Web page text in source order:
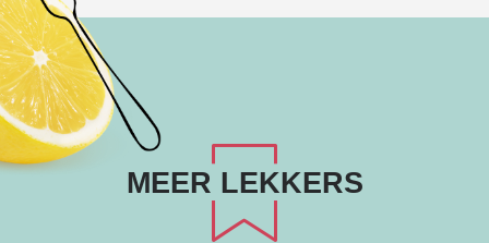
MEER LEKKERS